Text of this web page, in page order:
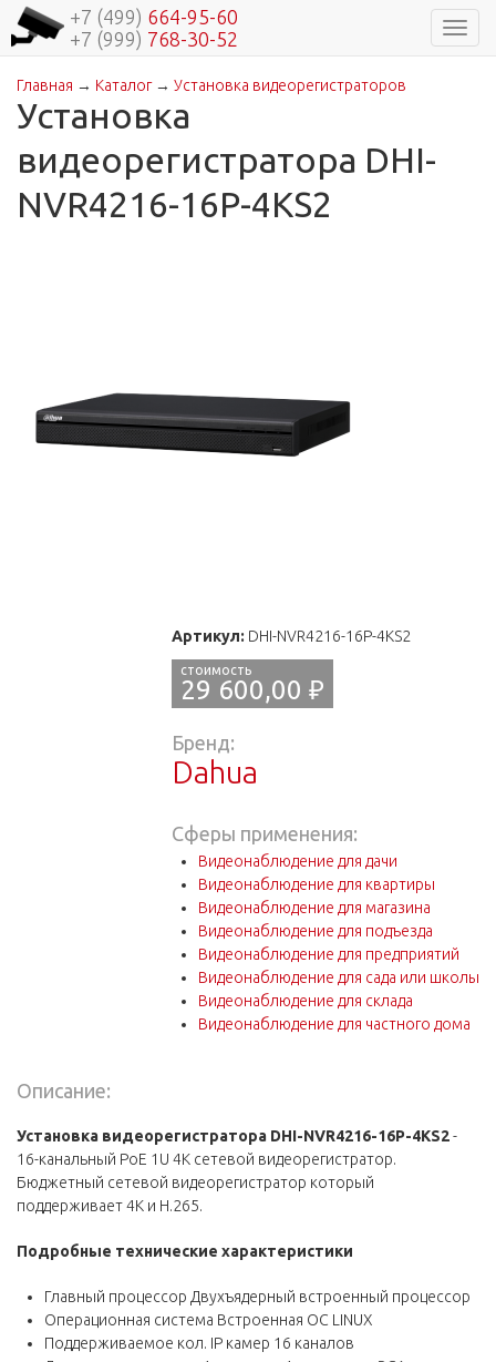
+7 (499) 664-95-60
+7 (999) 768-30-52
Вы здесь
Главная → Каталог→ Установка видеорегистраторов
Установка
видеорегистратора DHI-
NVR4216-16P-4KS2
Артикул: DHI-NVR4216-16P-4KS2
29 600,00 ₽
Бренд:
Dahua
Сферы применения:
Видеонаблюдение для дачи
Видеонаблюдение для квартиры
Видеонаблюдение для магазина
Видеонаблюдение для подъезда
Видеонаблюдение для предприятий
Видеонаблюдение для сада или школы
Видеонаблюдение для склада
Видеонаблюдение для частного дома
Описание:
Установка видеорегистратора DHI-NVR4216-16P-4KS2-
16-канальный PoE 1U 4K сетевой видеорегистратор.
Бюджетный сетевой видеорегистратор который
поддерживает 4K и H.265.
Подробные технические характеристики
Главный процессор Двухъядерный встроенный процессор
Операционная система Встроенная ОС LINUX
Поддерживаемое кол. IP камер 16 каналов